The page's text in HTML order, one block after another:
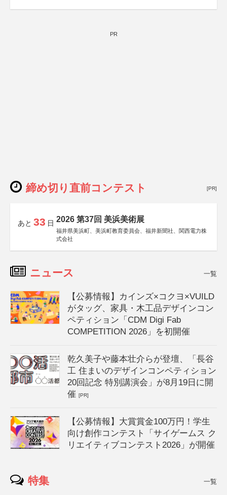
PR
締め切り直前コンテスト [PR]
あと 33 日 2026 第37回 美浜美術展
福井県美浜町、美浜町教育委員会、福井新聞社、関西電力株
式会社
ニュース 一覧
【公募情報】カインズ×コクヨ×VUILD
がタッグ、家具・木工品デザインコン
ペティション「CDM Digi Fab
COMPETITION 2026」を初開催
乾久美子や藤本壮介らが登壇、「長谷
工 住まいのデザインコンペティション
20回記念 特別講演会」が8月19日に開
催[PR]
【公募情報】大賞賞金100万円！学生
向け創作コンテスト「サイゲームス ク
リエイティブコンテスト2026」が開催
特集 一覧